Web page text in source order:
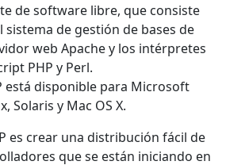
de software libre, que consiste
de gestión de bases de
web Apache y los intérpretes
PHP y Perl.
está disponible para Microsoft
Solaris y Mac OS X.
es crear una distribución fácil de
que se están iniciando en